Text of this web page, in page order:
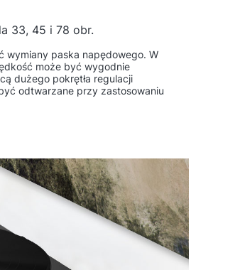
33, 45 i 78 obr.
wymiany paska napędowego. W
może być wygodnie
dużego pokrętła regulacji
odtwarzane przy zastosowaniu